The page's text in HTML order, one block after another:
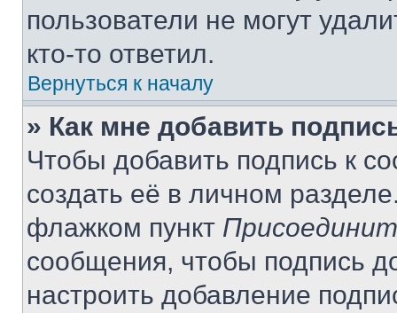
пользователи не могут
кто-то ответил.
Вернуться к началу
» Как мне добавить
Чтобы добавить подпись к
создать её в личном
флажком пункт
сообщения, чтобы подпись
настроить добавление